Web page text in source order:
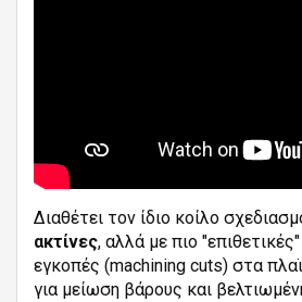
Διαθέτει τον ίδιο κοίλο
ακτίνες, αλλά με πιο
εγκοπές (machining cuts) στα
για μείωση βάρους και